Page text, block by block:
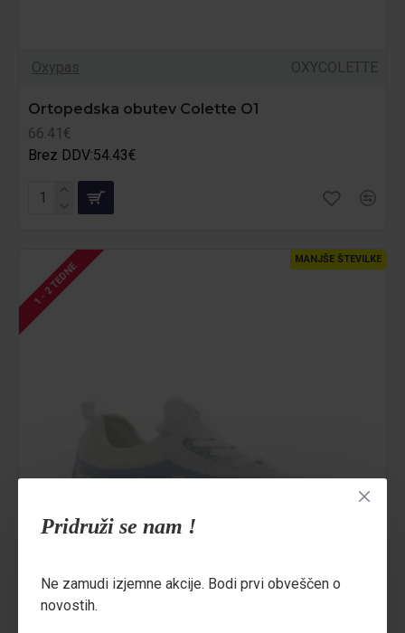
Pridruži se nam !
Ne zamudi izjemne akcije. Bodi prvi obveščen o
novostih.
Oxypas OXYCOLETTE
Ortopedska obutev Colette O1
66.41€
Brez DDV:54.43€
MANJŠE ŠTEVILKE
1 - 2 TEDNE